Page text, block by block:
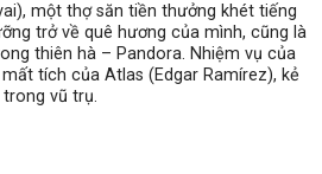
một thợ săn tiền thưởng khét tiếng
trở về quê hương của mình, cũng là
thiên hà – Pandora. Nhiệm vụ của
tích của Atlas (Edgar Ramírez), kẻ
vũ trụ.